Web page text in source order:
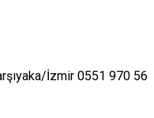
İzmir 0551 970 56